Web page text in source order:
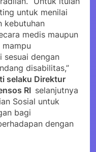
untuk menilai
kebutuhan
medis maupun
sesuai dengan
disabilitas,”
selaku Direktur
RI selanjutnya
Sosial untuk
bagi
dengan